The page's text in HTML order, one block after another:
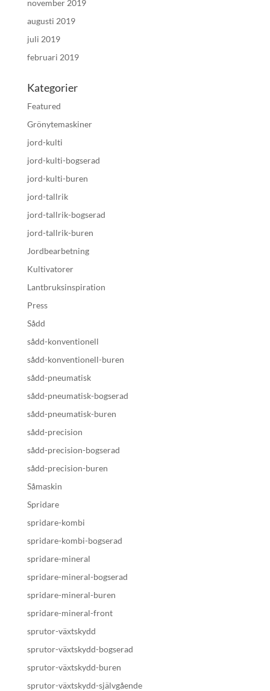
november 2019
augusti 2019
juli 2019
februari 2019
Kategorier
Featured
Grönytemaskiner
jord-kulti
jord-kulti-bogserad
jord-kulti-buren
jord-tallrik
jord-tallrik-bogserad
jord-tallrik-buren
Jordbearbetning
Kultivatorer
Lantbruksinspiration
Press
Sådd
sådd-konventionell
sådd-konventionell-buren
sådd-pneumatisk
sådd-pneumatisk-bogserad
sådd-pneumatisk-buren
sådd-precision
sådd-precision-bogserad
sådd-precision-buren
Såmaskin
Spridare
spridare-kombi
spridare-kombi-bogserad
spridare-mineral
spridare-mineral-bogserad
spridare-mineral-buren
spridare-mineral-front
sprutor-växtskydd
sprutor-växtskydd-bogserad
sprutor-växtskydd-buren
sprutor-växtskydd-självgående